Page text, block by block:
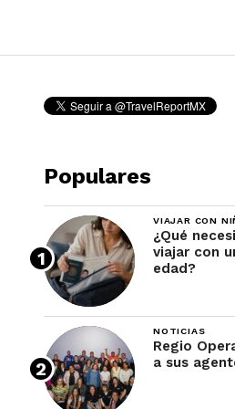
Populares
VIAJAR CON
¿Qué
viajar con
edad?
NOTICIAS
Regio
a sus